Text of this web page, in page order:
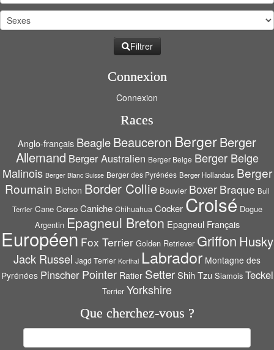
Filtrer
Connexion
Connexion
Races
Anglo-français BeagleBeauceron BergerBerger
Allemand Berger Australien Berger Belge Berger Belge
Malinois Berger Blanc Suisse Berger des Pyrénées Berger Hollandais Berger
Roumain Bichon Border Collie Bouvier Boxer Braque Bull
Terrier Cane Corso Caniche Chihuahua Cocker Croisé Dogue
Argentin Epagneul Breton Epagneul Français
Européen Fox Terrier Golden Retriever Griffon Husky
Jack Russel Jagd Terrier Korthal Labrador Montagne des
Pyrénées Pinscher Pointer Ratier Setter Shih Tzu Siamois Teckel
Terrier Yorkshire
Que cherchez-vous ?